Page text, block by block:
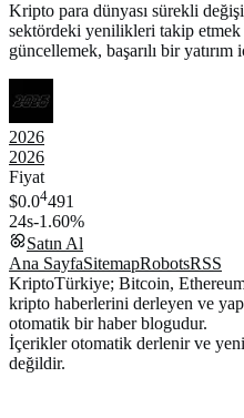
Kripto para dünyası sürekli
sektördeki yenilikleri takip
güncellemek, başarılı bir
2026
2026
Fiyat
$0.04491
24s-1.60%
Satın Al
Ana SayfaSitemapRobotsRSS
KriptoTürkiye; Bitcoin,
kripto haberlerini derleyen ve
otomatik bir haber blogudur.
İçerikler otomatik derlenir ve
değildir.